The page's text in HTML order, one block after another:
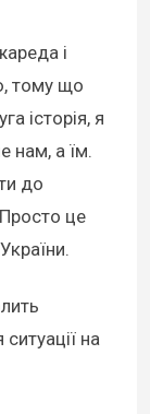
і
тому що
історія, я
нам, а їм.
до
це
на